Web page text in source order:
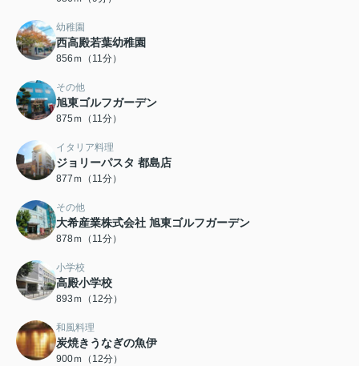
幼稚園
西高殿若葉幼稚園
856ｍ（11分）
その他
旭東ゴルフガーデン
875ｍ（11分）
イタリア料理
ジョリーパスタ 都島店
877ｍ（11分）
その他
大希産業株式会社 旭東ゴルフガーデン
878ｍ（11分）
小学校
高殿小学校
893ｍ（12分）
和風料理
炭焼きうなぎの魚伊
900ｍ（12分）